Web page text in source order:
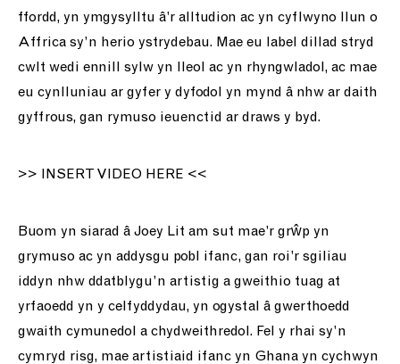
cysylltu a ni
ffordd, yn ymgysylltu â’r alltudion ac yn cyflwyno llun o
Affrica sy’n herio ystrydebau. Mae eu label dillad stryd
cwlt wedi ennill sylw yn lleol ac yn rhyngwladol, ac mae
eu cynlluniau ar gyfer y dyfodol yn mynd â nhw ar daith
gyffrous, gan rymuso ieuenctid ar draws y byd.
>> INSERT VIDEO HERE <<
Buom yn siarad â Joey Lit am sut mae’r grŵp yn
grymuso ac yn addysgu pobl ifanc, gan roi’r sgiliau
iddyn nhw ddatblygu’n artistig a gweithio tuag at
yrfaoedd yn y celfyddydau, yn ogystal â gwerthoedd
gwaith cymunedol a chydweithredol. Fel y rhai sy’n
cymryd risg, mae artistiaid ifanc yn Ghana yn cychwyn